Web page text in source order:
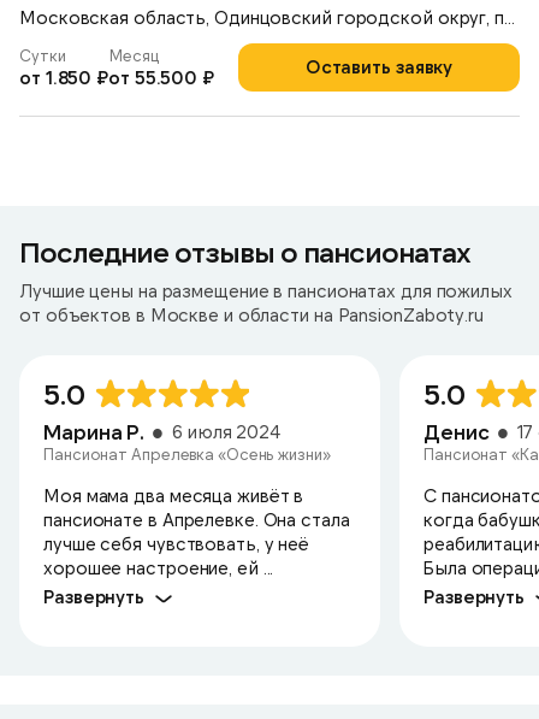
Оставить заявку
Сутки
от 1.850 ₽
Месяц
от 55.500 ₽
Последние отзывы о пансионатах
Лучшие цены на размещение в пансионатах для пожилых
от объектов в Москве и области на PansionZaboty.ru
5.0
Марина Р. 6 июля 2024
Пансионат Апрелевка «Осень жизни»
Моя мама два месяца живёт в
пансионате в Апрелевке. Она стала
лучше себя чувствовать, у неё
хорошее настроение, ей ...
Развернуть
5.0
Денис
Пансионат
С
когда
Была
Развернуть